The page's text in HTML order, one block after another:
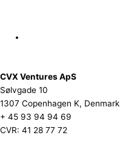
CVX Ventures ApS
Sølvgade 10
1307 Copenhagen K, Denmark
+ 45 93 94 94 69
CVR: 41 28 77 72